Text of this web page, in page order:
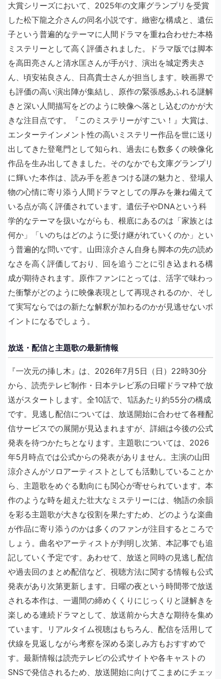
大賞シリーズにおいて、2025年の文庫グランプリを受賞
した松下龍之介さんの同名小説です。緻密な構成と、遺伝
子という普遍的なテーマに人間ドラマを重ね合わせた本格
ミステリーとして高く評価されました。ドラマ版では脚本
を高田亮さんと清水匡さんが手がけ、演出を城定秀夫さ
ん、頃安祐良さん、日髙貴士さんが担当します。映画界で
も評価の高い演出陣が集結し、原作の緊張感あふれる謎解
きと深い人間描写をどのように映像へ落とし込むのかが大
きな注目点です。『このミステリーがすごい！』大賞は、
エンターテインメント性の高いミステリー作品を世に送り
出してきた登竜門として知られ、過去にも数多くの映像化
作品を生み出してきました。そのなかでも文庫グランプリ
に輝いた本作は、読み手を惹きつける謎の魅力と、登場人
物の心情に寄り添う人間ドラマとしての厚みを兼ね備えて
いる点が高く評価されています。遺伝子やDNAという科
学的なテーマを扱いながらも、根底にあるのは「家族とは
何か」「いのちはどのように受け継がれていくのか」とい
う普遍的な問いです。山田涼介さん自身も脚本の先の読め
なさを高く評価しており、回を追うごとに引き込まれる構
成が期待されます。原作ファンにとっては、活字で味わっ
た衝撃がどのように映像表現として再現されるのか、そし
て実写ならではの新たな解釈が加わるのかが見逃せないポ
イントになるでしょう。
放送・配信と主題歌の最新情報
『一次元の挿し木』は、2026年7月5日（日）22時30分
から、読売テレビ制作・日本テレビ系の日曜ドラマ枠で放
送がスタートします。全10話で、1話あたり約55分の構成
です。見逃し配信については、放送開始に合わせて各種配
信サービスでの展開が見込まれますが、詳細は今後の公式
発表を待つかたちとなります。主題歌については、2026
年5月時点では公式からの発表がありません。主演の山田
涼介さんがソロアーティストとしても活動していることか
ら、主題歌をめぐる動向にも関心が寄せられています。本
作のような時を超えた壮大なミステリーには、物語の余韻
を彩る主題歌が大きな役割を果たすため、どのような楽曲
が作品に寄り添うのかは多くのファンが注目するところで
しょう。曲名やアーティストが判明し次第、本記事でも追
記していく予定です。あわせて、放送と同時の見逃し配信
や過去回のまとめ配信など、視聴方法に関する情報も公式
発表があり次第更新します。日曜の夜という時間帯で放送
される本作は、一週間の締めくくりにじっくりと謎解きを
楽しめる連続ドラマとして、放送前から大きな期待を集め
ています。リアルタイム視聴はもちろん、配信を活用して
伏線を見返しながら考察を深める楽しみ方もおすすめで
す。最新情報は読売テレビの公式サイトや各キャストの
SNSで発信されるため、放送開始に向けてこまめにチェッ